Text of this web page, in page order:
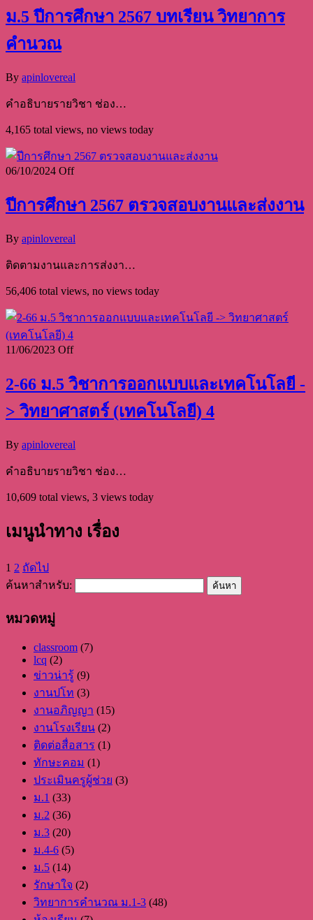
ม.5 ปีการศึกษา 2567 บทเรียน วิทยาการ
คำนวณ
By apinlovereal
คำอธิบายรายวิชา ช่อง…
4,165 total views, no views today
06/10/2024 Off
ปีการศึกษา 2567 ตรวจสอบงานและส่งงาน
By apinlovereal
ติดตามงานและการส่งงา…
56,406 total views, no views today
11/06/2023 Off
2-66 ม.5 วิชาการออกแบบและเทคโนโลยี -
> วิทยาศาสตร์ (เทคโนโลยี) 4
By apinlovereal
คำอธิบายรายวิชา ช่อง…
10,609 total views, 3 views today
เมนูนำทาง เรื่อง
1 2 ถัดไป
ค้นหาสำหรับ:
หมวดหมู่
classroom (7)
lcq (2)
ข่าวน่ารู้ (9)
งานปโท (3)
งานอภิญญา (15)
งานโรงเรียน (2)
ติดต่อสื่อสาร (1)
ทักษะคอม (1)
ประเมินครูผู้ช่วย (3)
ม.1 (33)
ม.2 (36)
ม.3 (20)
ม.4-6 (5)
ม.5 (14)
รักษาใจ (2)
วิทยาการคำนวณ ม.1-3 (48)